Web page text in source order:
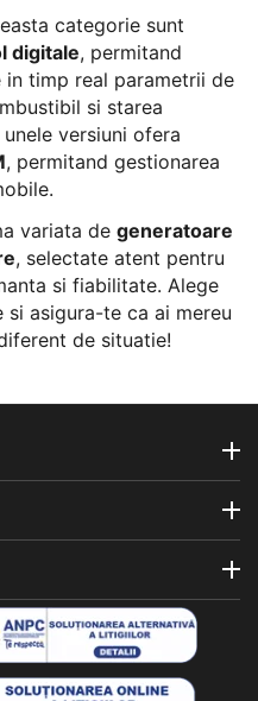
categorie sunt
digitale, permitand
timp real parametrii de
si starea
versiuni ofera
, permitand gestionarea
variata de generatoare
, selectate atent pentru
si fiabilitate. Alege
asigura-te ca ai mereu
de situatie!